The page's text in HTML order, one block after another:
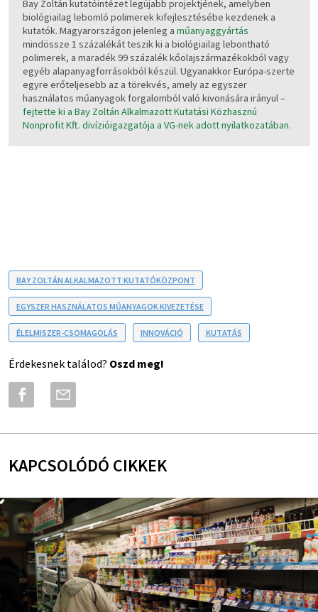
Bay Zoltán kutatóintézet legújabb projektjének, amelyben
biológiailag lebomló polimerek kifejlesztésébe kezdenek a
kutatók. Magyarországon jelenleg a műanyaggyártás
mindössze 1 százalékát teszik ki a biológiailag lebontható
polimerek, a maradék 99 százalék kőolajszármazékokból vagy
egyéb alapanyagforrásokból készül. Ugyanakkor Európa-szerte
egyre erőteljesebb az a törekvés, amely az egyszer
használatos műanyagok forgalomból való kivonására irányul –
fejtette ki a Bay Zoltán Alkalmazott Kutatási Közhasznú
Nonprofit Kft. divízióigazgatója a VG-nek adott nyilatkozatában.
BAY ZOLTÁN ALKALMAZOTT KUTATÓKÖZPONT
EGYSZER HASZNÁLATOS MŰANYAGOK KIVEZETÉSE
ÉLELMISZER-CSOMAGOLÁS INNOVÁCIÓ KUTATÁS
Érdekesnek találod? Oszd meg!
KAPCSOLÓDÓ CIKKEK